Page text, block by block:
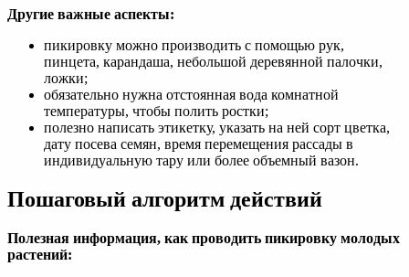
Другие важные аспекты:
пикировку можно производить с помощью рук,
пинцета, карандаша, небольшой деревянной палочки,
ложки;
обязательно нужна отстоянная вода комнатной
температуры, чтобы полить ростки;
полезно написать этикетку, указать на ней сорт цветка,
дату посева семян, время перемещения рассады в
индивидуальную тару или более объемный вазон.
Пошаговый алгоритм действий
Полезная информация, как проводить пикировку молодых
растений: